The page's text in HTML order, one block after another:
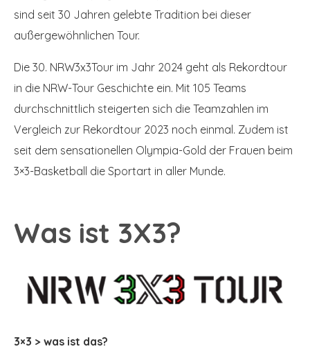
sind seit 30 Jahren gelebte Tradition bei dieser
außergewöhnlichen Tour.
Die 30. NRW3x3Tour im Jahr 2024 geht als Rekordtour
in die NRW-Tour Geschichte ein. Mit 105 Teams
durchschnittlich steigerten sich die Teamzahlen im
Vergleich zur Rekordtour 2023 noch einmal. Zudem ist
seit dem sensationellen Olympia-Gold der Frauen beim
3×3-Basketball die Sportart in aller Munde.
Was ist 3X3?
3×3 > was ist das?